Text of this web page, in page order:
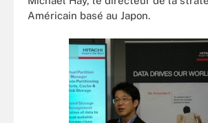
Américain basé au Japon.